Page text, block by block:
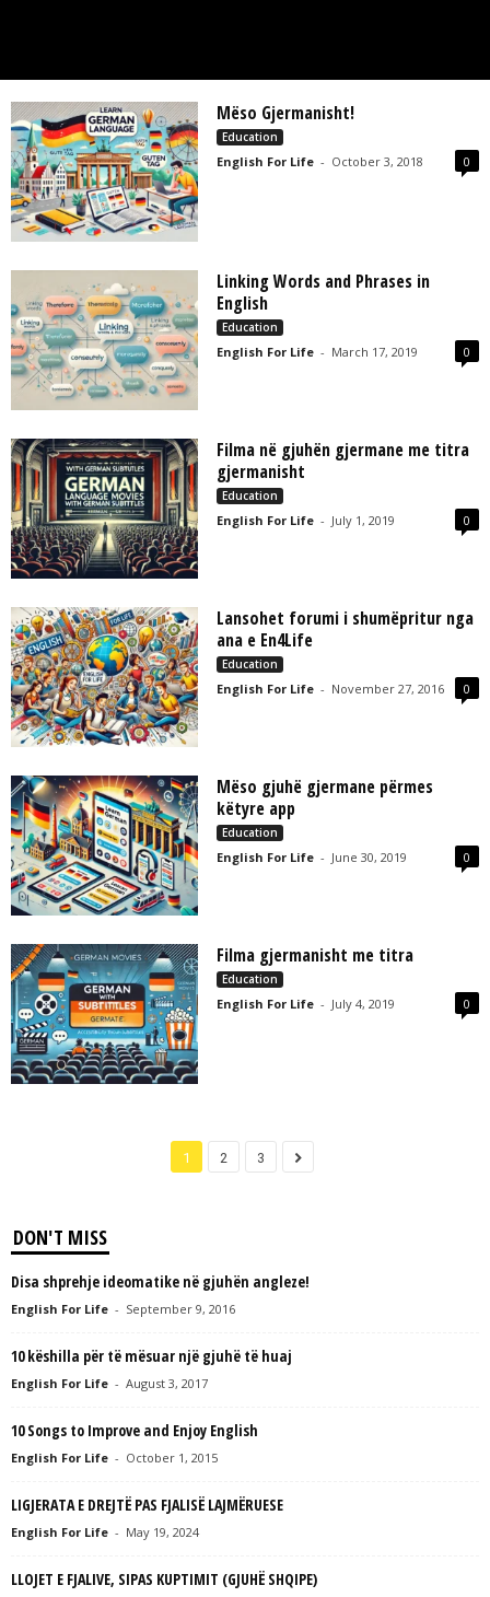
Mëso Gjermanisht!
Education
English For Life - October 3, 2018 0
Linking Words and Phrases in
English
Education
English For Life - March 17, 2019 0
Filma në gjuhën gjermane me titra
gjermanisht
Education
English For Life - July 1, 2019 0
Lansohet forumi i shumëpritur nga
ana e En4Life
Education
English For Life - November 27, 2016 0
Mëso gjuhë gjermane përmes
këtyre app
Education
English For Life - June 30, 2019 0
Filma gjermanisht me titra
Education
English For Life - July 4, 2019 0
1 2 3
DON'T MISS
Disa shprehje ideomatike në gjuhën angleze!
English For Life - September 9, 2016
10 këshilla për të mësuar një gjuhë të huaj
English For Life - August 3, 2017
10 Songs to Improve and Enjoy English
English For Life - October 1, 2015
LIGJERATA E DREJTË PAS FJALISË LAJMËRUESE
English For Life - May 19, 2024
LLOJET E FJALIVE, SIPAS KUPTIMIT (GJUHË SHQIPE)